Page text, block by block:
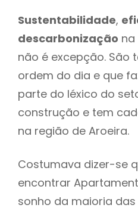
Sustentabilidade,
descarbonização na
não é excepção. São
ordem do dia e que
parte do léxico do
construção e tem
na região de Aroeira.
Costumava dizer-se
encontrar
sonho da maioria